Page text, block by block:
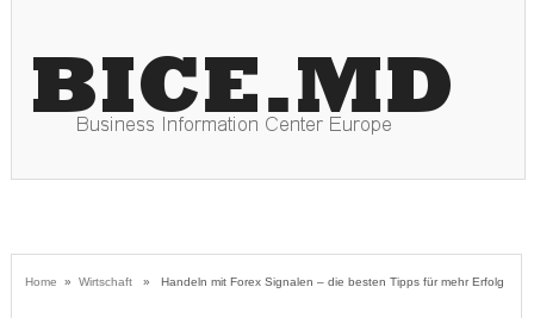
Home » Wirtschaft» Handeln mit Forex Signalen – die besten Tipps für mehr Erfolg